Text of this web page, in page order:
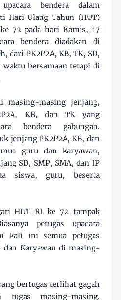
upacara bendera dalam
Hari Ulang Tahun (HUT)
72 pada hari Kamis, 17
bendera diadakan di
dari PK2P2A, KB, TK, SD,
waktu bersamaan tetapi di
masing-masing jenjang,
KB, dan TK yang
bendera gabungan.
jenjang PK2P2A, KB, dan
guru dan karyawan,
SD, SMP, SMA, dan IP
siswa, guru, beserta
HUT RI ke 72 tampak
petugas upacara
kali ini semua petugas
dan Karyawan di masing-
bertugas terlihat gagah
tugas masing-masing.